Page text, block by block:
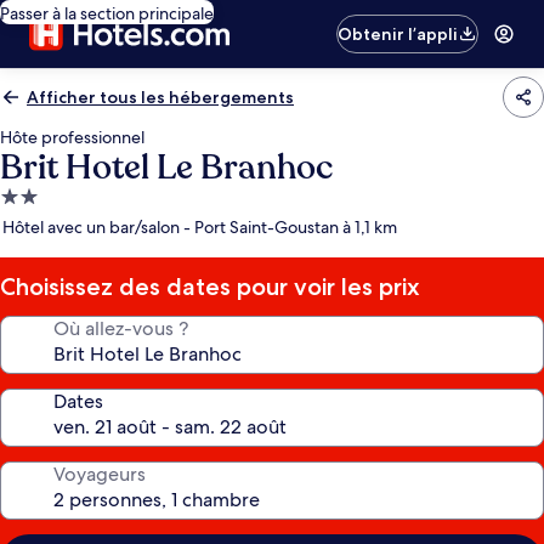
Passer à la section principale
Obtenir l’appli
Afficher tous les hébergements
Hôte professionnel
Brit Hotel Le Branhoc
Hébergement
2.0 étoiles
Hôtel avec un bar/salon - Port Saint-Goustan à 1,1 km
Choisissez des dates pour voir les prix
Où allez-vous ?
Dates
Voyageurs